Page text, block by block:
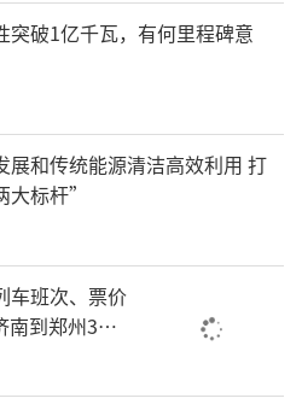
突破1亿千瓦，有何里程碑意
展和传统能源清洁高效利用 打
标杆”
车班次、票价
南到郑州3小